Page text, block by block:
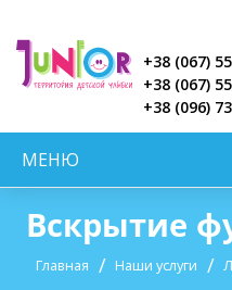
+38 (067)
+38 (067)
+38 (096)
МЕНЮ
Вскрытие
Главная Наши услуги